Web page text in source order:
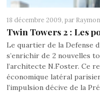
18 décembre 2009, par
Twin Towers 2 : Les
Le quartier de la Defense
s’enrichir de 2 nouvelles
l’architecte N.Foster. Ce
économique latéral
l’impulsion décive de la